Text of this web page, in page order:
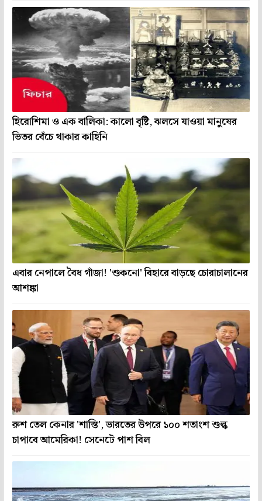
হিরোশিমা ও এক বালিকা: কালো বৃষ্টি, ঝলসে যাওয়া মানুষের
ভিতর বেঁচে থাকার কাহিনি
এবার নেপালে বৈধ গাঁজা! 'শুকনো' বিহারে বাড়ছে চোরাচালানের
আশঙ্কা
রুশ তেল কেনার 'শাস্তি', ভারতের উপরে ১০০ শতাংশ শুল্ক
চাপাবে আমেরিকা! সেনেটে পাশ বিল